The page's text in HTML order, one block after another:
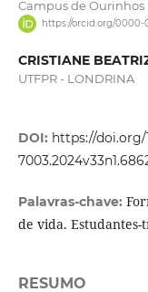
Campus de Ourinhos
https://orcid.org/
CRISTIANE
UTFPR - LONDRINA
DOI: https://doi.org/
Palavras-chave:
de vida.
RESUMO